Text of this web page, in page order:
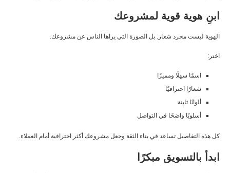
ابنِ هوية قوية لمشروعك
الهوية ليست مجرد شعار. بل الصورة التي يراها الناس عن مشروعك.
اختر:
اسمًا سهلًا ومميزًا
شعارًا احترافيًا
ألوانًا ثابتة
أسلوبًا واضحًا في التواصل
كل هذه التفاصيل تساعد في بناء الثقة وجعل مشروعك أكثر احترافية أمام العملاء.
ابدأ بالتسويق مبكرًا